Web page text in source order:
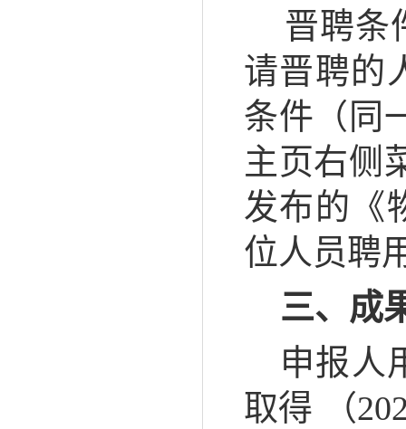
晋聘条
请晋聘的
条件（同
主页右侧
发布的《
位人员聘
三、成
申报人
取得 （